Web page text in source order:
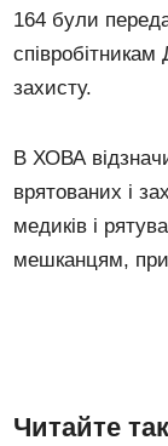
164 були
захисту.
В ХОВА
врятованих і
медиків і
мешканцям,
Читайте